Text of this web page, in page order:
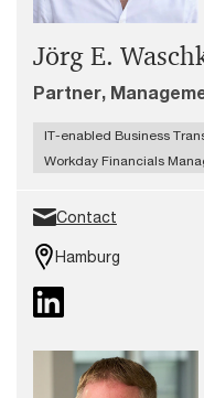
Jörg E.
Partner,
IT-enabled Business
Workday Financials
Contact
Hamburg